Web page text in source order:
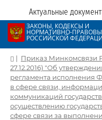
Актуальные
ЗАКОНЫ, КОДЕКСЫ И
НОРМАТИВНО-
РОССИЙСКОЙ
| Приказ Минкомсвязи
27.12.2016) "Об
регламента исполнения
в сфере связи,
коммуникаций
осуществлению
сфере связи за